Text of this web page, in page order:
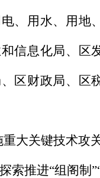
、用水、用地
信息化局、区
区财政局、区
大关键技术攻
索推进“组阁制